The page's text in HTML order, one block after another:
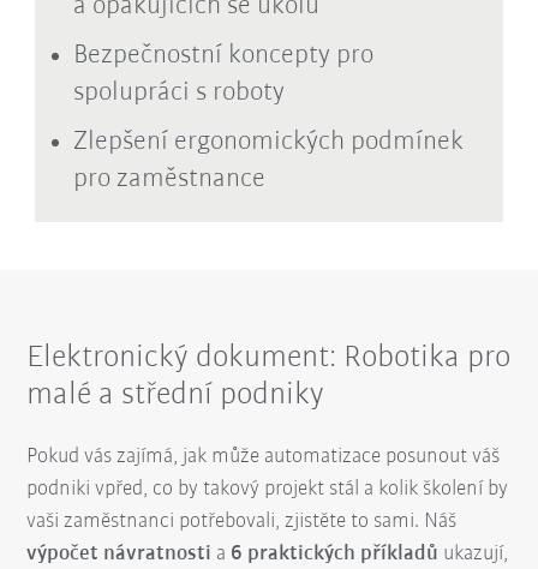
a opakujících se úkolů
Bezpečnostní koncepty pro
spolupráci s roboty
Zlepšení ergonomických podmínek
pro zaměstnance
Elektronický dokument: Robotika pro
malé a střední podniky
Pokud vás zajímá, jak může automatizace posunout váš
podniki vpřed, co by takový projekt stál a kolik školení by
vaši zaměstnanci potřebovali, zjistěte to sami. Náš
výpočet návratnosti a 6 praktických příkladů ukazují,